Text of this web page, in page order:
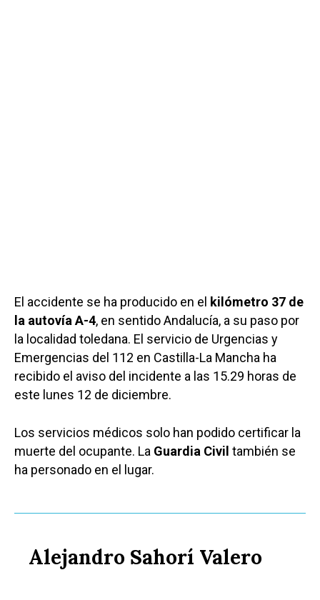
El accidente se ha producido en el kilómetro 37 de
la autovía A-4, en sentido Andalucía, a su paso por
la localidad toledana. El servicio de Urgencias y
Emergencias del 112 en Castilla-La Mancha ha
recibido el aviso del incidente a las 15.29 horas de
este lunes 12 de diciembre.
Los servicios médicos solo han podido certificar la
muerte del ocupante. La Guardia Civil también se
ha personado en el lugar.
Alejandro Sahorí Valero